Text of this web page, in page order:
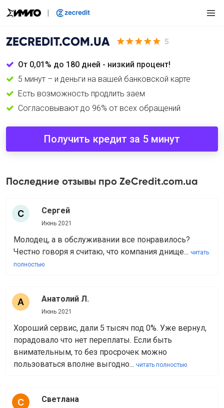
ZECREDIT.COM.UA 5
От 0,01% до 180 дней - низкий процент!
5 минут – и деньги на вашей банковской карте
Есть возможность продлить заем
Согласовывают до 96% от всех обращений
Получить кредит за 5 минут
Последние отзывы про ZeCredit.com.ua
Сергей
Июнь 2021
Молодец, а в обслуживании все понравилось?
Честно говоря я считаю, что компания днище... читать
полностью
Анатолий Л.
Июнь 2021
Хороший сервис, дали 5 тысяч под 0%. Уже вернул,
порадовало что нет переплаты. Если быть
внимательным, то без просрочек можно
пользоваться вполне выгодно... читать полностью
Светлана